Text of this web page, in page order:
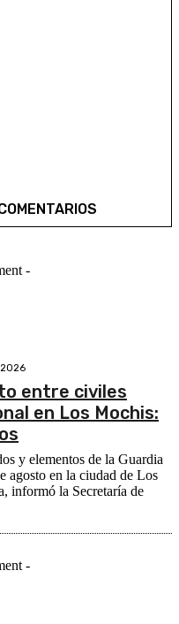
-
entre civiles
en Los Mochis:
y elementos de la Guardia
agosto en la ciudad de Los
informó la Secretaría de
-